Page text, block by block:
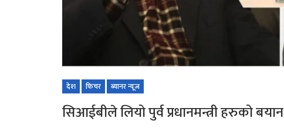
देश फिचर ब्यानर न्यूज
सिआईबीले लियो पुर्व प्रधानमन्त्री हरुको बयान